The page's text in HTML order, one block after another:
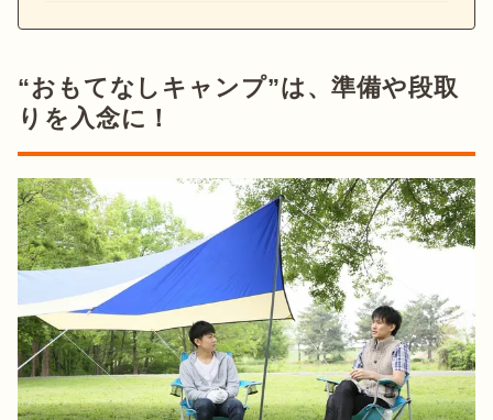
“おもてなしキャンプ”は、準備や段取
りを入念に！